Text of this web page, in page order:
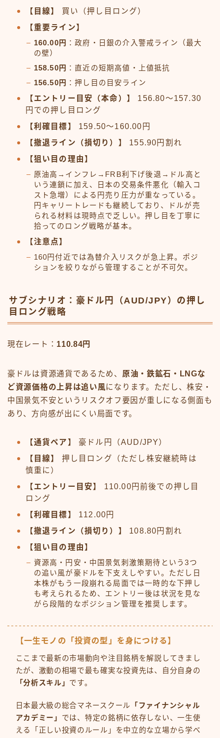
【目線】
買い（押し目ロング）
【重要ライン】
160.00円
：政府・日銀の介入警戒ライン（最大
の壁）
158.50円
：直近の短期高値・上値抵抗
156.50円
：押し目の目安ライン
【エントリー目安（本命）】
156.80〜157.30
円での押し目ロング
【利確目標】
159.50〜160.00円
【撤退ライン（損切り）】
155.90円割れ
【狙い目の理由】
原油高→インフレ→FRB利下げ後退→ドル高と
いう連鎖に加え、日本の交易条件悪化（輸入コ
スト急増）による円売り圧力が重なっている。
円キャリートレードも継続しており、ドルが売
られる材料は現時点で乏しい。押し目を丁寧に
拾ってのロング戦略が基本。
【注意点】
160円付近では為替介入リスクが急上昇。ポジ
ションを絞りながら管理することが不可欠。
サブシナリオ：豪ドル円（AUD/JPY）の押し
目ロング戦略
現在レート： 110.84円
豪ドルは資源通貨であるため、 原油・鉄鉱石・LNGな
ど資源価格の上昇は追い風になります。ただし、株安・
中国景気不安というリスクオフ要因が重しになる側面も
あり、方向感が出にくい局面です。
【通貨ペア】
豪ドル円（AUD/JPY）
【目線】
押し目ロング（ただし株安継続時は
慎重に）
【エントリー目安】
110.00円前後での押し目
ロング
【利確目標】
112.00円
【撤退ライン（損切り）】
108.80円割れ
【狙い目の理由】
資源高・円安・中国景気刺激策期待という3つ
の追い風が豪ドルを下支えしやすい。ただし日
本株がもう一段崩れる局面では一時的な下押し
も考えられるため、エントリー後は状況を見な
がら段階的なポジション管理を推奨します。
【一生モノの「投資の型」を身につける】
ここまで最新の市場動向や注目銘柄を解説してきまし
たが、激動の相場で最も確実な投資先は、自分自身の
「分析スキル」 です。
日本最大級の総合マネースクール
「ファイナンシャル
アカデミー」 では、特定の銘柄に依存しない、一生使
える「正しい投資のルール」を中立的な立場から学べ